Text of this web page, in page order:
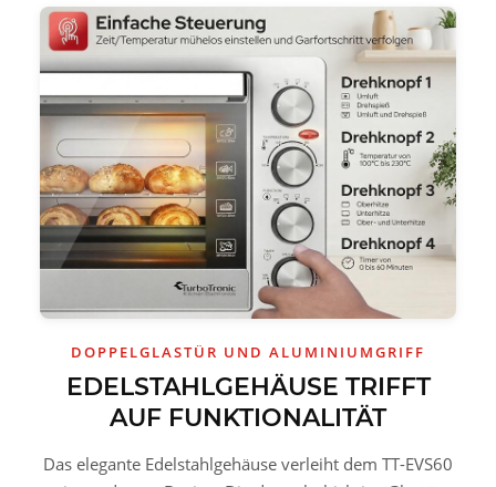
DOPPELGLASTÜR UND ALUMINIUMGRIFF
EDELSTAHLGEHÄUSE TRIFFT
AUF FUNKTIONALITÄT
Das elegante Edelstahlgehäuse verleiht dem TT-EVS60